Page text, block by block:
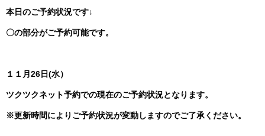
本日のご予約状況です↓
〇の部分がご予約可能です。
１１月26日(水）
ツクツクネット予約での現在のご予約状況となります。
※更新時間によりご予約状況が変動しますのでご了承ください。